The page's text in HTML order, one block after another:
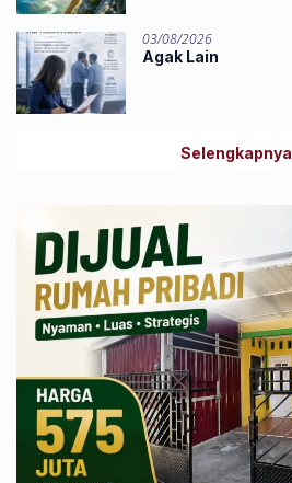
03/08/2026
Agak Lain
Selengkapnya